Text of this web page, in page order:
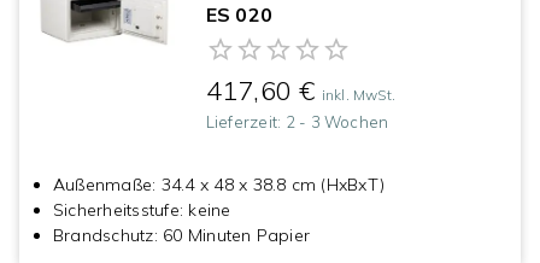
ES 020
417,60 € inkl. MwSt.
Lieferzeit: 2 - 3 Wochen
Außenmaße: 34.4 x 48 x 38.8 cm (HxBxT)
Sicherheitsstufe: keine
Brandschutz: 60 Minuten Papier